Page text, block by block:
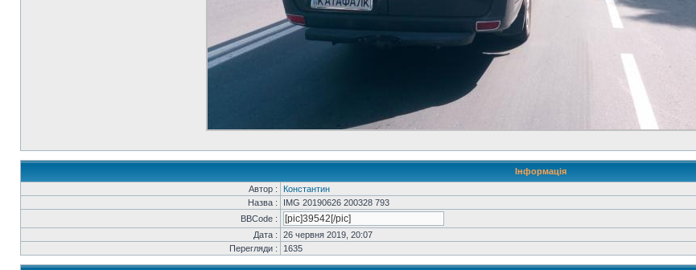
Інформація
Автор :
Константин
Назва :
IMG 20190626 200328 793
BBCode :
Дата :
26 червня 2019, 20:07
Перегляди :
1635